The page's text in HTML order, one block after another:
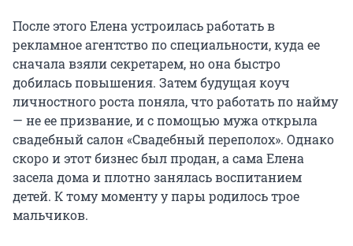
После этого Елена устроилась работать в
рекламное агентство по специальности, куда ее
сначала взяли секретарем, но она быстро
добилась повышения. Затем будущая коуч
личностного роста поняла, что работать по найму
— не ее призвание, и с помощью мужа открыла
свадебный салон «Свадебный переполох». Однако
скоро и этот бизнес был продан, а сама Елена
засела дома и плотно занялась воспитанием
детей. К тому моменту у пары родилось трое
мальчиков.